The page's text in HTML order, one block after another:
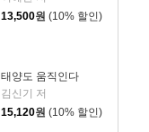
13,500원 (10% 할인)
태양도 움직인다
김신기 저
15,120원 (10% 할인)